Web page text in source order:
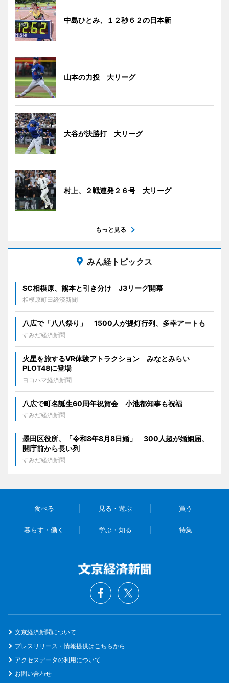
中島ひとみ、１２秒６２の日本新
山本の力投 大リーグ
大谷が決勝打 大リーグ
村上、２戦連発２６号 大リーグ
もっと見る
みん経トピックス
SC相模原、熊本と引き分け J3リーグ開幕
相模原町田経済新聞
八広で「八八祭り」 1500人が提灯行列、多幸アートも
すみだ経済新聞
火星を旅するVR体験アトラクション みなとみらい
PLOT48に登場
ヨコハマ経済新聞
八広で町名誕生60周年祝賀会 小池都知事も祝福
すみだ経済新聞
墨田区役所、「令和8年8月8日婚」 300人超が婚姻届、
開庁前から長い列
すみだ経済新聞
食べる 見る・遊ぶ 買う
暮らす・働く 学ぶ・知る 特集
文京経済新聞について
プレスリリース・情報提供はこちらから
アクセスデータの利用について
お問い合わせ